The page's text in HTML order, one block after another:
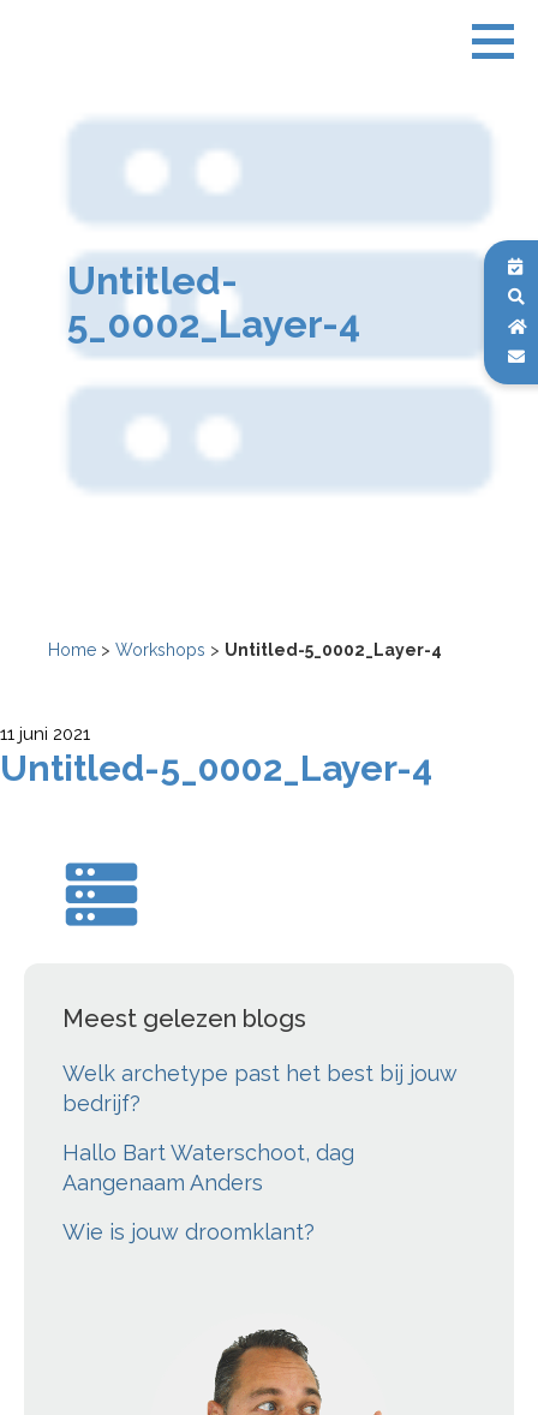
Untitled-
5_0002_Layer-4
Home > Workshops > Untitled-5_0002_Layer-4
11 juni 2021
Untitled-5_0002_Layer-4
Meest gelezen blogs
Welk archetype past het best bij jouw
bedrijf?
Hallo Bart Waterschoot, dag
Aangenaam Anders
Wie is jouw droomklant?